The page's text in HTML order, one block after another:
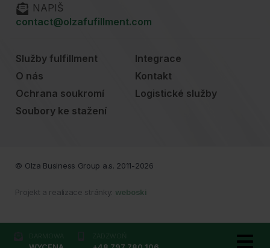
NAPIŠ
contact@olzafufillment.com
Služby fulfillment
Integrace
O nás
Kontakt
Ochrana soukromí
Logistické služby
Soubory ke stažení
© Olza Business Group a.s. 2011-2026
Projekt a realizace stránky: weboski